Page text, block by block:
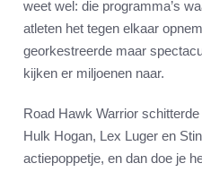
weet wel: die programma’s
atleten het tegen elkaar
georkestreerde maar
kijken er miljoenen naar.
Road Hawk Warrior
Hulk Hogan, Lex Luger en
actiepoppetje, en dan doe je